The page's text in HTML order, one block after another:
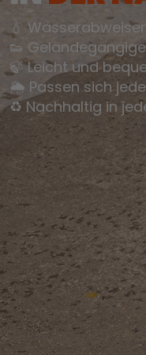
💧
👟
🍃 Leicht und
🌦️ Passen sich
♻️ Nachhaltig in